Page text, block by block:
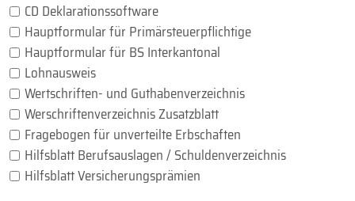
CD Deklarationssoftware
Hauptformular für Primärsteuerpflichtige
Hauptformular für BS Interkantonal
Lohnausweis
Wertschriften- und Guthabenverzeichnis
Werschriftenverzeichnis Zusatzblatt
Fragebogen für unverteilte Erbschaften
Hilfsblatt Berufsauslagen / Schuldenverzeichnis
Hilfsblatt Versicherungsprämien